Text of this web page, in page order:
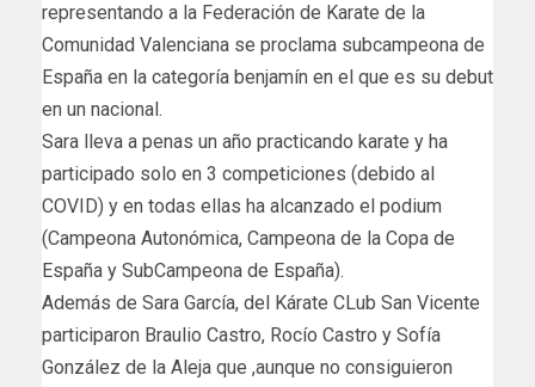
representando a la Federación de Karate de la
Comunidad Valenciana se proclama subcampeona de
España en la categoría benjamín en el que es su debut
en un nacional.
Sara lleva a penas un año practicando karate y ha
participado solo en 3 competiciones (debido al
COVID) y en todas ellas ha alcanzado el podium
(Campeona Autonómica, Campeona de la Copa de
España y SubCampeona de España).
Además de Sara García, del Kárate CLub San Vicente
participaron Braulio Castro, Rocío Castro y Sofía
González de la Aleja que ,aunque no consiguieron